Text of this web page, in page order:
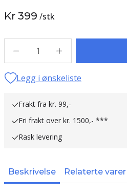
Kr 399 /stk
1
Legg i ønskeliste
Frakt fra kr. 99,-
Fri frakt over kr. 1500,- ***
Rask levering
Beskrivelse Relaterte varer